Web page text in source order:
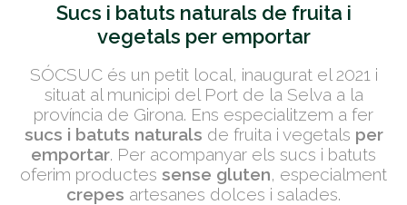
Sucs i batuts naturals de fruita i
vegetals per emportar
SÓCSUC és un petit local, inaugurat el 2021 i
situat al municipi del Port de la Selva a la
província de Girona. Ens especialitzem a fer
sucs i batuts naturals de fruita i vegetals per
emportar. Per acompanyar els sucs i batuts
oferim productes sense gluten, especialment
crepes artesanes dolces i salades.